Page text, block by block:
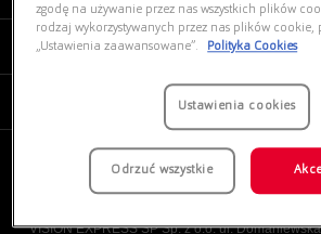
PRODUKTY I USŁUGI
VISION EXPRESS SP Sp. z o.o. ul.
zgodę na używanie przez nas wszystkich plików
rodzaj wykorzystywanych przez nas plików cookie,
„Ustawienia zaawansowane”.
Polityka Cookies
Ustawienia cookies
Odrzuć wszystkie